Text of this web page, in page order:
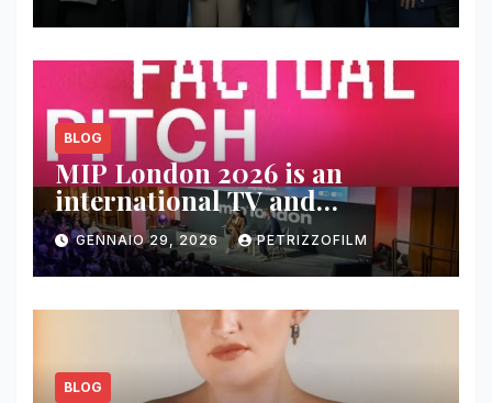
BLOG
MIP London 2026 is an
international TV and
streaming content market
GENNAIO 29, 2026 PETRIZZOFILM
BLOG